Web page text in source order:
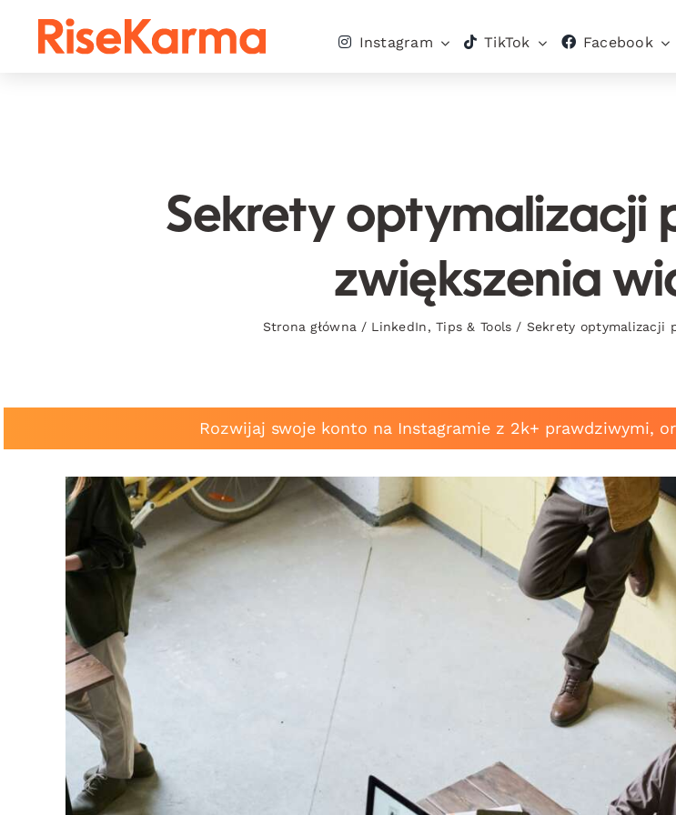
Instagram TikTok Facebook
Sekrety optymalizacji
zwiększenia
Strona główna / LinkedIn,Tips & Tools / Sekrety optymalizacji
Rozwijaj swoje konto na Instagramie z 2k+ prawdziwymi,